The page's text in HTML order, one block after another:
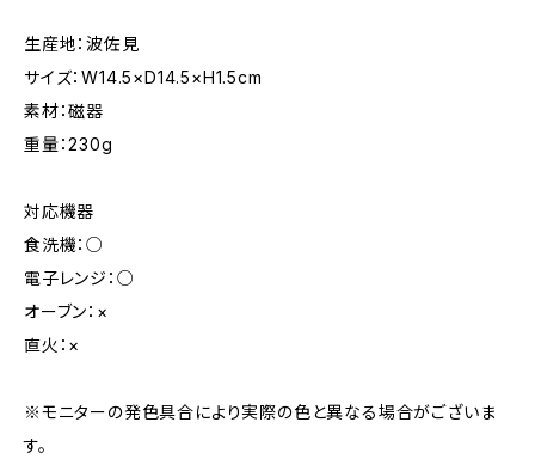
生産地：波佐見
サイズ：W14.5×D14.5×H1.5cm
素材：磁器
重量：230g
対応機器
食洗機：○
電子レンジ：○
オーブン：×
直火：×
※モニターの発色具合により実際の色と異なる場合がございま
す。